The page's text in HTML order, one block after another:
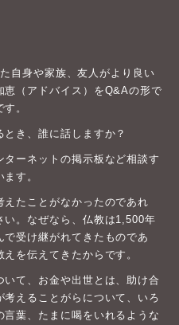
自身や家族、友人がより良い
恵（アドバイス）をQ&Aの形で
。
き、誰に話しますか？
ーネットの掲示板など相談す
す。
たことがなかったのであれ
い。なぜなら、仏教は1,500年
受け継がれてきたものであ
を伝えてきたからです。
て、お金や出世とは、助け合
えることがらについて、いろ
葉、たまに喝をいれるような